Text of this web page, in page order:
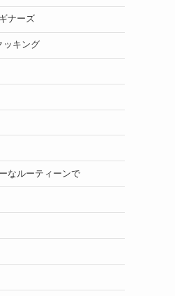
ナーズ
ッキング
なルーティーンで